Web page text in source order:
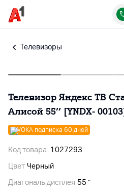
Телевизоры
Телевизор Яндекс ТВ
Алисой 55’’ [YNDX-
VOKA подписка 60 дней
Код товара 1027293
Цвет Черный
Диагональ дисплея 55 ″